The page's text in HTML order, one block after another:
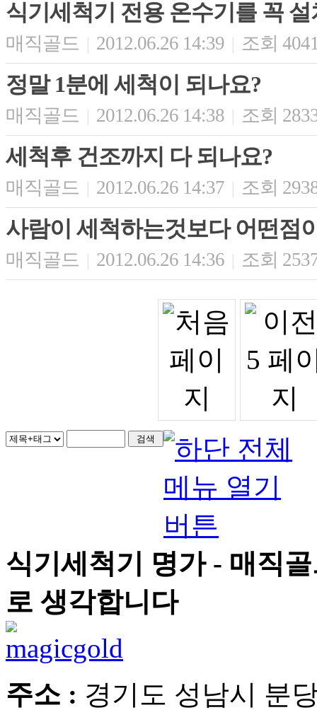
식기세척기 전용 온수기를 꼭
매직골드 | 2012.06.26 14:39 | 조회
정말 1분에 세척이 되나요?
매직골드 | 2012.06.26 14:38 | 조회
세척후 건조까지 다 되나요?
매직골드 | 2012.06.26 14:37 | 조회
사람이 세척하는것보다 어떤점
매직골드 | 2012.06.26 14:36 | 조회
식기세척기 명가 - 매직
로 생각합니다
주소 : 경기도 성남시 분